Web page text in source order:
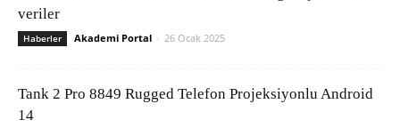
veriler
Haberler Akademi Portal - 26 Ocak 2025
Tank 2 Pro 8849 Rugged Telefon Projeksiyonlu Android
14